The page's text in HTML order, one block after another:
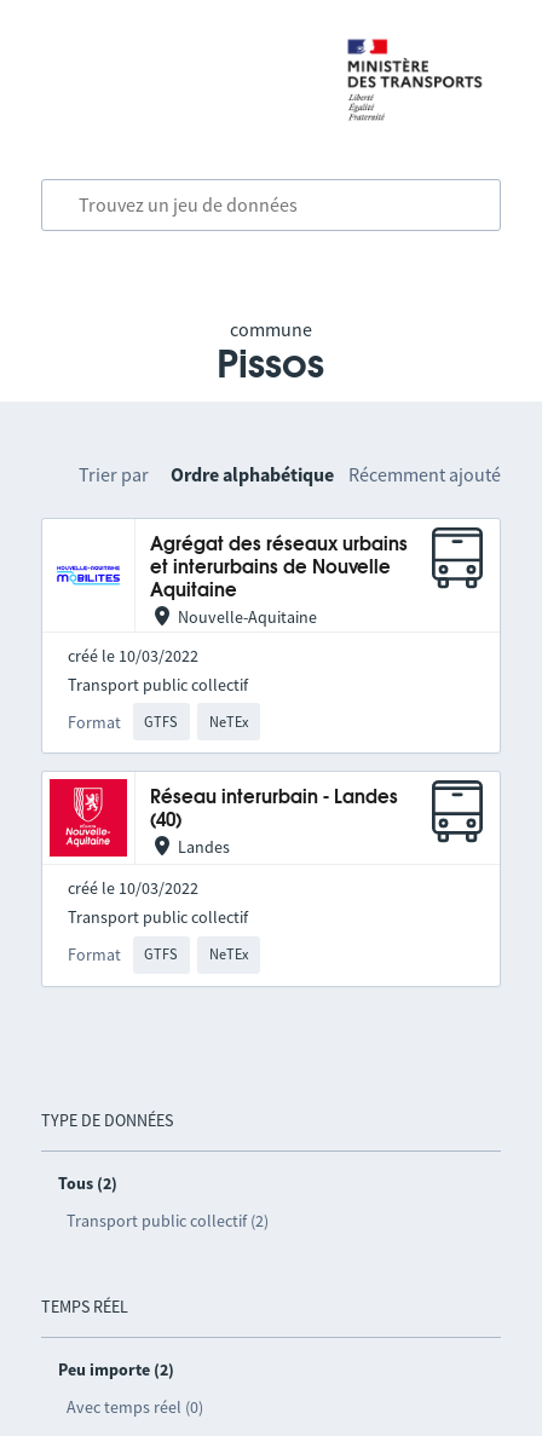
commune
Pissos
TYPE DE DONNÉES
Tous (2)
Transport public collectif (2)
TEMPS RÉEL
Peu importe (2)
Avec temps réel (0)
Trier par Ordre alphabétique Récemment ajouté
Agrégat des réseaux urbains
et interurbains de Nouvelle
Aquitaine
Nouvelle-Aquitaine
créé le 10/03/2022
Format GTFS NeTEx
Transport public collectif
Réseau interurbain - Landes
(40)
Landes
créé le 10/03/2022
Format GTFS NeTEx
Transport public collectif